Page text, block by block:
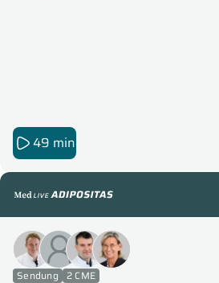
49 min
medLive Adipositas
Sendung 2 CME